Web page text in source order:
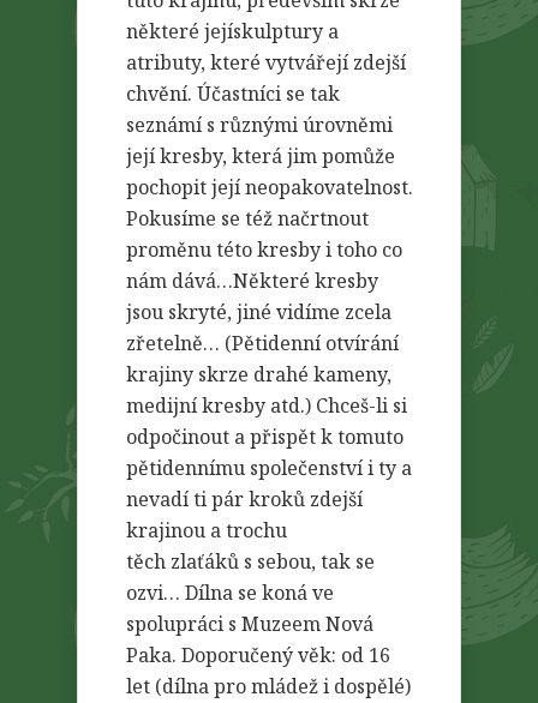
některé jejískulptury a
atributy, které vytvářejí zdejší
chvění. Účastníci se tak
seznámí s různými úrovněmi
její kresby, která jim pomůže
pochopit její neopakovatelnost.
Pokusíme se též načrtnout
proměnu této kresby i toho co
nám dává…Některé kresby
jsou skryté, jiné vidíme zcela
zřetelně… (Pětidenní otvírání
krajiny skrze drahé kameny,
medijní kresby atd.) Chceš-li si
odpočinout a přispět k tomuto
pětidennímu společenství i ty a
nevadí ti pár kroků zdejší
krajinou a trochu
těch zlaťáků s sebou, tak se
ozvi… Dílna se koná ve
spolupráci s Muzeem Nová
Paka. Doporučený věk: od 16
let (dílna pro mládež i dospělé)